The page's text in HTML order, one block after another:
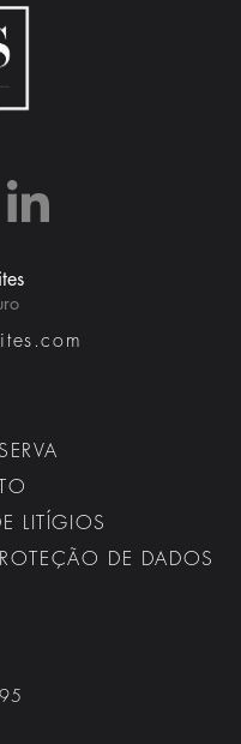
LITÍGIOS
DE DADOS